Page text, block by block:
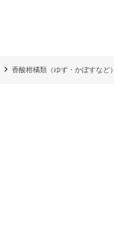
香酸柑橘類（ゆず・かぼすなど）